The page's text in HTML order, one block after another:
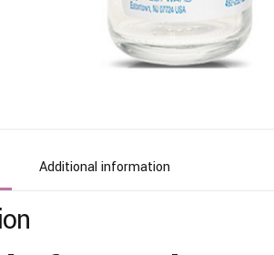
Additional information